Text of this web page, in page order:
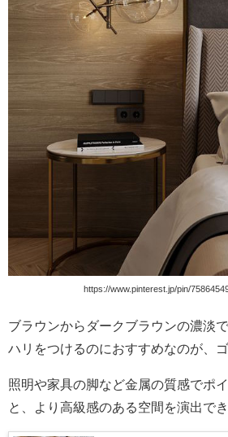
https://www.pinterest.jp/pin/
ブラウンからダークブラウンの濃淡
ハリをつけるのにおすすめなのが、ゴ
照明や家具の脚など金属の質感でポ
と、より高級感のある空間を演出でき